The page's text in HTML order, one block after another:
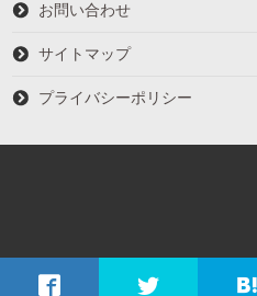
お問い合わせ
サイトマップ
プライバシーポリシー